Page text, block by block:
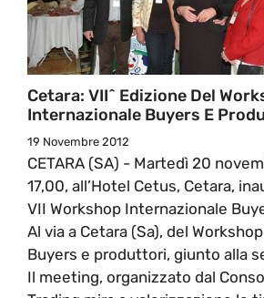
Cetara: VII^ Edizione Del
Internazionale Buyers E
19 Novembre 2012
CETARA (SA) - Martedì 20
17,00, all’Hotel Cetus, Cetara,
VII Workshop Internazionale
Al via a Cetara (Sa), del
Buyers e produttori, giunto alla
Il meeting, organizzato dal